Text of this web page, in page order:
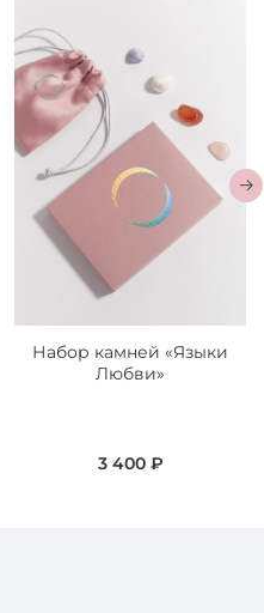
Набор камней «Языки
Любви»
3 400 ₽